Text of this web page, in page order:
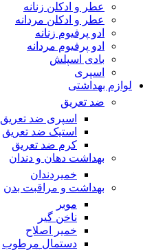
عطر و ادکلن زنانه
عطر و ادکلن مردانه
ادو پرفیوم زنانه
ادو پرفیوم مردانه
بادی اسپلش
اسپری
لوازم بهداشتی
ضد تعریق
اسپری ضد تعریق
استیک ضد تعریق
کرم ضد تعریق
بهداشت دهان و دندان
خمیردندان
بهداشت و مراقبت بدن
موبر
ناخن گیر
خمیر اصلاح
دستمال مرطوب